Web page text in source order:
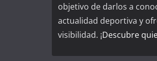
objetivo de darlos a
actualidad deportiva y
visibilidad. ¡Descubre